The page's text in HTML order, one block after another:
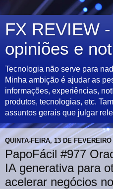
FX REVIEW
opiniões e
Tecnologia não serve para
Minha ambição é ajudar as
informações, experiências,
produtos, tecnologias, etc.
assuntos gerais que julgar
QUINTA-FEIRA, 13 DE FEVEREIRO
PapoFácil #977
IA generativa para
acelerar negócios